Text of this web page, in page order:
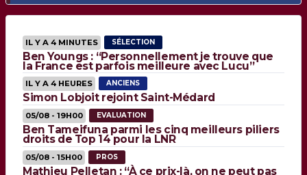
IL Y A 4 MINUTES SÉLECTION
Ben Youngs : “Personnellement je trouve que
la France est parfois meilleure avec Lucu”
IL Y A 4 HEURES ANCIENS
Simon Lobjoit rejoint Saint-Médard
05/08 - 19H00 EVALUATION
Ben Tameifuna parmi les cinq meilleurs piliers
droits de Top 14 pour la LNR
05/08 - 15H00 PROS
Mathieu Pelletan : “À ce prix-là, on ne peut pas